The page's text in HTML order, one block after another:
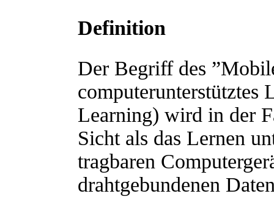
Definition
Der Begriff des
computerunterstütztes
Learning) wird in der
Sicht als das Lernen
tragbaren
drahtgebundenen